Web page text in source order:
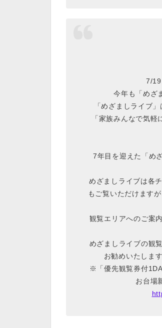
7/19
今年も「めざ
「めざましライブ
「家族みんなで気
7年目を迎えた「め
めざましライブは各
もご覧いただけます
観覧エリアへのご案
めざましライブの観
お勧めいたしま
※「優先観覧券付
お台場